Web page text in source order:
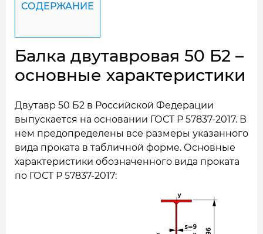
СОДЕРЖАНИЕ
Балка двутавровая 50 Б2 –
основные характеристики
Двутавр 50 Б2 в Российской Федерации
выпускается на основании ГОСТ Р 57837-2017. В
нем предопределены все размеры указанного
вида проката в табличной форме. Основные
характеристики обозначенного вида проката
по ГОСТ Р 57837-2017: